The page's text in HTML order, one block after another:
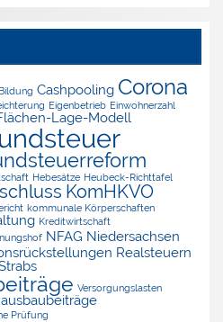
Bildung Cashpooling Corona
Eigenbetrieb Einwohnerzahl
Lage-Modell
Hebesätze Heubeck-Richttafel
KomHKVO
kommunale Körperschaften
Kreditwirtschaft
NFAG Niedersachsen
Realsteuern
Versorgungslasten
Prüfung